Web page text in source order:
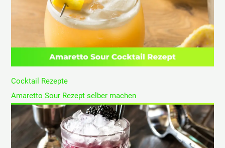
Cocktail Rezepte
Amaretto Sour Rezept selber machen